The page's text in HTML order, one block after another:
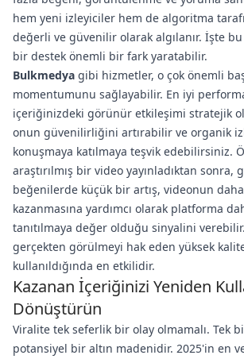
hem yeni izleyiciler hem de algoritma
değerli ve güvenilir olarak algılanır. İşte
bir destek önemli bir fark yaratabilir.
Bulkmedya gibi hizmetler, o çok önemli
momentumunu sağlayabilir. En iyi
içeriğinizdeki görünür etkileşimi stratejik
onun güvenilirliğini artırabilir ve organik
konuşmaya katılmaya teşvik edebilirsiniz.
araştırılmış bir video yayınladıktan
beğenilerde küçük bir artış, videonun daha
kazanmasına yardımcı olarak platforma
tanıtılmaya değer olduğu sinyalini
gerçekten görülmeyi hak eden yüksek
kullanıldığında en etkilidir.
Kazanan İçeriğinizi Yeniden
Dönüştürün
Viralite tek seferlik bir olay olmamalı. Tek
potansiyel bir altın madenidir. 2025'in en